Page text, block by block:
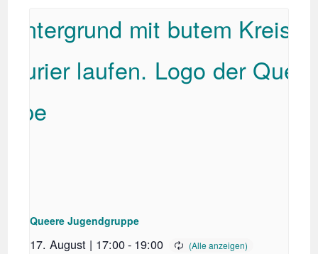
Queere Jugendgruppe
17. August | 17:00- 19:00